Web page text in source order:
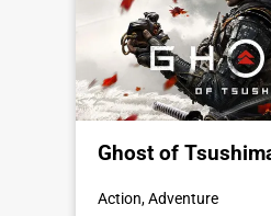
Ghost of
Action, Adventure